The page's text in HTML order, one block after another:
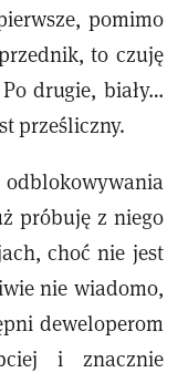
pomimo
to czuję
drugie, biały…
prześliczny.
próbuję z niego
choć nie jest
nie wiadomo,
deweloperom
i znacznie